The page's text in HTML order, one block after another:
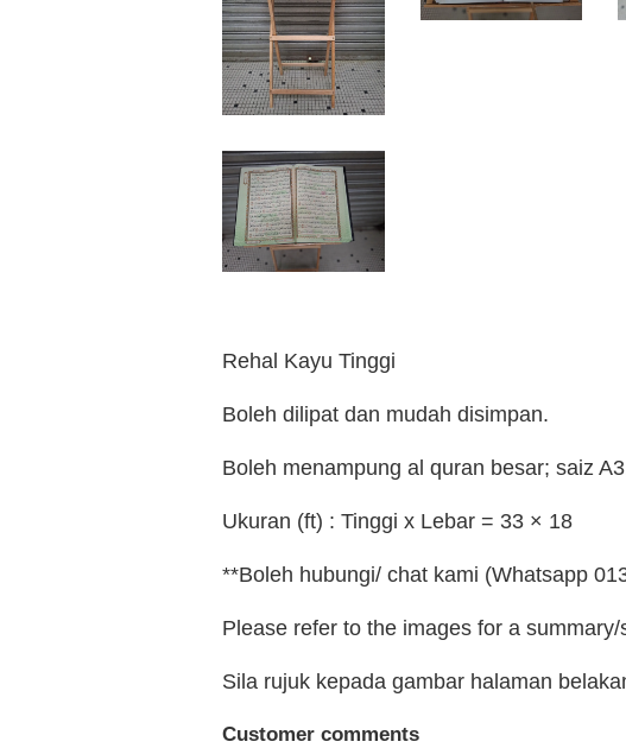
Rehal Kayu Tinggi
Boleh dilipat dan mudah disimpan.
Boleh menampung al quran besar; saiz
Ukuran (ft) : Tinggi x Lebar = 33 × 18
**Boleh hubungi/ chat kami (Whatsapp
Please refer to the images for a
Sila rujuk kepada gambar halaman
Customer comments